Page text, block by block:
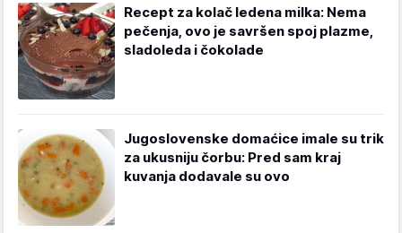
Recept za kolač ledena milka: Nema
pečenja, ovo je savršen spoj plazme,
sladoleda i čokolade
Jugoslovenske domaćice imale su trik
za ukusniju čorbu: Pred sam kraj
kuvanja dodavale su ovo